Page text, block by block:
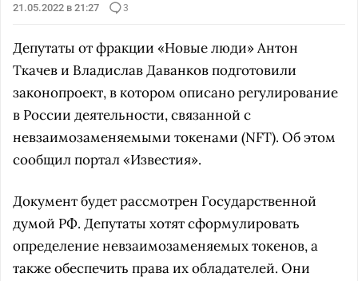
21.05.2022 в 21:27 3
Депутаты от фракции «Новые люди» Антон
Ткачев и Владислав Даванков подготовили
законопроект, в котором описано регулирование
в России деятельности, связанной с
невзаимозаменяемыми токенами (NFT). Об этом
сообщил портал «Известия».
Документ будет рассмотрен Государственной
думой РФ. Депутаты хотят сформулировать
определение невзаимозаменяемых токенов, а
также обеспечить права их обладателей. Они